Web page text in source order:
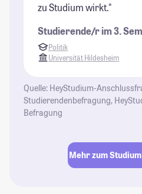
zu Studium wirkt."
Studierende/r im 3.
Politik
Universität Hildesheim
Quelle: HeyStudium-
Studierendenbefragung,
Befragung
Mehr zum